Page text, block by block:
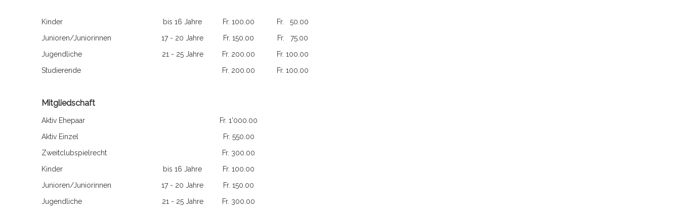
Kinder bis 16 Jahre Fr. 100.00
Fr. 50.00
Junioren/Juniorinnen
17 - 20 Jahre Fr. 150.00
Fr. 75.00
Jugendliche
21 - 25 Jahre Fr. 200.00
Fr. 100.00
Studierende
Fr. 200.00 Fr. 100.00
Mitgliedschaft
Aktiv Ehepaar
Fr. 1'000.00
Aktiv Einzel
Fr. 550.00
Zweitclubspielrecht
Fr. 300.00
Kinder
bis 16 Jahre
Fr. 100.00
Junioren/Juniorinnen
17 - 20 Jahre
Fr. 150.00
Jugendliche
21 - 25 Jahre Fr. 300.00